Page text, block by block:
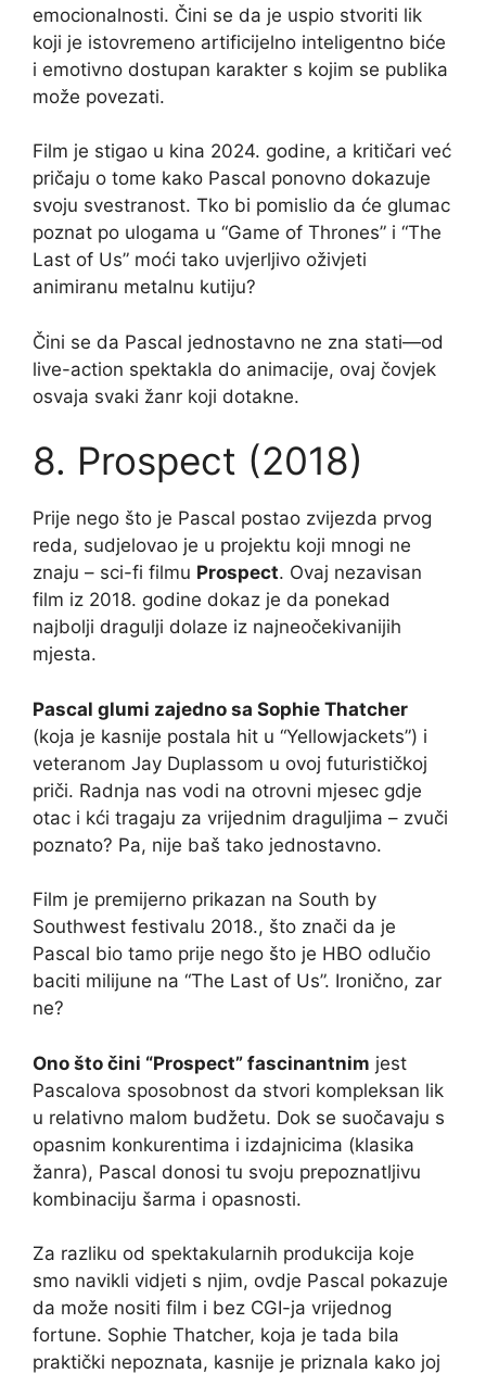
emocionalnosti. Čini se da je uspio stvoriti lik
koji je istovremeno artificijelno inteligentno biće
i emotivno dostupan karakter s kojim se publika
može povezati.
Film je stigao u kina 2024. godine, a kritičari već
pričaju o tome kako Pascal ponovno dokazuje
svoju svestranost. Tko bi pomislio da će glumac
poznat po ulogama u “Game of Thrones” i “The
Last of Us” moći tako uvjerljivo oživjeti
animiranu metalnu kutiju?
Čini se da Pascal jednostavno ne zna stati—od
live-action spektakla do animacije, ovaj čovjek
osvaja svaki žanr koji dotakne.
8. Prospect (2018)
Prije nego što je Pascal postao zvijezda prvog
reda, sudjelovao je u projektu koji mnogi ne
znaju – sci-fi filmu Prospect. Ovaj nezavisan
film iz 2018. godine dokaz je da ponekad
najbolji dragulji dolaze iz najneočekivanijih
mjesta.
Pascal glumi zajedno sa Sophie Thatcher
(koja je kasnije postala hit u “Yellowjackets”) i
veteranom Jay Duplassom u ovoj futurističkoj
priči. Radnja nas vodi na otrovni mjesec gdje
otac i kći tragaju za vrijednim draguljima – zvuči
poznato? Pa, nije baš tako jednostavno.
Film je premijerno prikazan na South by
Southwest festivalu 2018., što znači da je
Pascal bio tamo prije nego što je HBO odlučio
baciti milijune na “The Last of Us”. Ironično, zar
ne?
Ono što čini “Prospect” fascinantnim jest
Pascalova sposobnost da stvori kompleksan lik
u relativno malom budžetu. Dok se suočavaju s
opasnim konkurentima i izdajnicima (klasika
žanra), Pascal donosi tu svoju prepoznatljivu
kombinaciju šarma i opasnosti.
Za razliku od spektakularnih produkcija koje
smo navikli vidjeti s njim, ovdje Pascal pokazuje
da može nositi film i bez CGI-ja vrijednog
fortune. Sophie Thatcher, koja je tada bila
praktički nepoznata, kasnije je priznala kako joj